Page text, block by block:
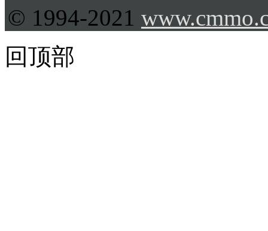
© 1994-2021
回顶部